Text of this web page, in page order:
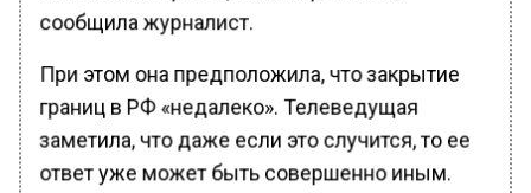
сообщила журналист.
При этом она предположила, что закрытие
границ в РФ «недалеко». Телеведущая
заметила, что даже если это случится, то ее
ответ уже может быть совершенно иным.